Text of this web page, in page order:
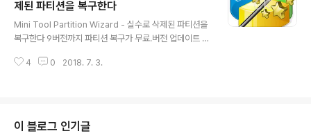
제된 파티션을 복구한다
Mini Tool Partition Wizard - 실수로 삭제된 파티션을
복구한다 9버전까지 파티션 복구가 무료.버전 업데이트 하
되어 있으므로 분할압축을 풀어서 쓰십시오.하나의 폴더에
4 0 2018. 7. 3.
이 블로그 인기글